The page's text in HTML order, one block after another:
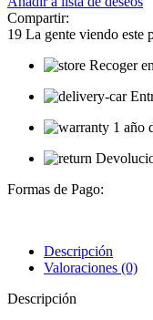
Compartir:
19 La gente viendo este
Recoger
1 año
Formas de Pago:
Descripción
Valoraciones (0)
Descripción